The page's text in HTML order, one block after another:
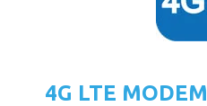
4G LTE MODEM